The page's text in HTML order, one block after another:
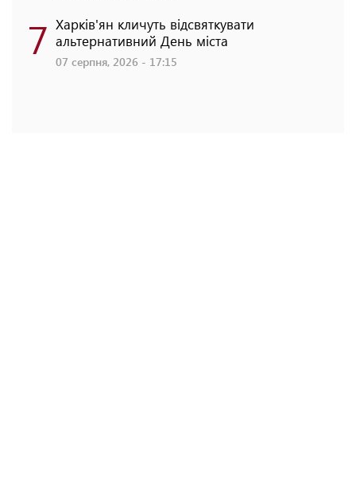
7 Харків'ян кличуть відсвяткувати
альтернативний День міста
07 серпня, 2026 - 17:15